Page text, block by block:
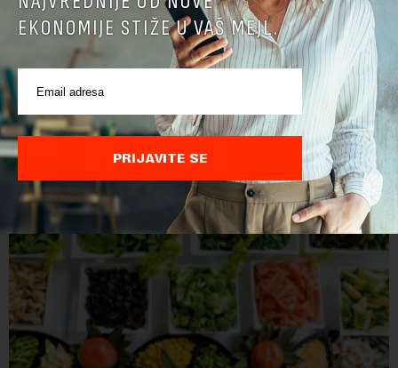
POVEZANI SADRŽAJI
EKONOMIJE STIŽE U VAŠ MEJL.
PRIJAVITE SE